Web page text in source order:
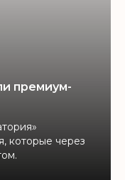
премиум-
которые через